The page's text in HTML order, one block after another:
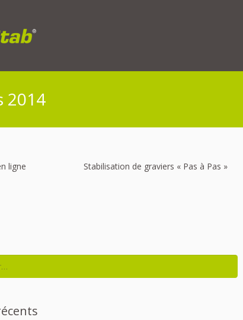
2014
ligne Stabilisation de graviers « Pas à Pas »